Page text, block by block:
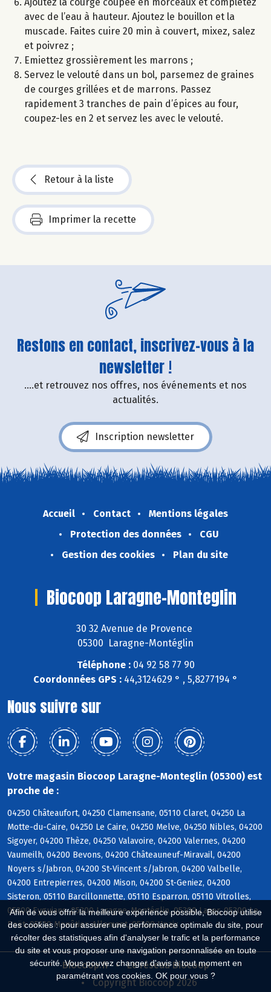
Afin de vous offrir la meilleure expérience possible, Biocoop utilise
des cookies : pour assurer une performance optimale du site, pour
récolter des statistiques afin d'analyser le trafic et la performance
du site et vous proposer une navigation personnalisée en toute
sécurité. Vous pouvez changer d'avis à tout moment en
paramétrant vos cookies. OK pour vous ?
avec de l’eau à hauteur. Ajoutez le bouillon et la
muscade. Faites cuire 20 min à couvert, mixez, salez
et poivrez ;
Emiettez grossièrement les marrons ;
Servez le velouté dans un bol, parsemez de graines
de courges grillées et de marrons. Passez
rapidement 3 tranches de pain d’épices au four,
coupez-les en 2 et servez les avec le velouté.
Retour à la liste
Imprimer la recette
Restons en contact, inscrivez-vous à la
newsletter !
....et retrouvez nos offres, nos événements et nos
actualités.
Inscription newsletter
Accueil Contact
Mentions légales
Protection des données
CGU
Gestion des cookies
Plan du site
Biocoop Laragne-Monteglin
30 32 Avenue de Provence
05300 Laragne-Montéglin
Téléphone :04 92 58 77 90
Coordonnées GPS : 44,3124629 ° , 5,8277194 °
Nous suivre sur
Votre magasin Biocoop Laragne-Monteglin (05300) est
proche de :
04250 Châteaufort, 04250 Clamensane, 05110 Claret, 04250 La
Motte-du-Caire, 04250 Le Caire, 04250 Melve, 04250 Nibles, 04200
Sigoyer, 04200 Thèze, 04250 Valavoire, 04200 Valernes, 04200
Vaumeilh, 04200 Bevons, 04200 Châteauneuf-Miravail, 04200
Noyers s/Jabron, 04200 St-Vincent s/Jabron, 04200 Valbelle,
04200 Entrepierres, 04200 Mison, 04200 St-Geniez, 04200
Sisteron, 05110 Barcillonnette, 05110 Esparron, 05110 Vitrolles,
05300 Eyguians, 05300 Laragne-Montéglin, 05300 Lazer, 05300 Le
Poët, 05110 Monêtier-Allemont, 05300 Upaix
Biocoop.fr
Le réseau Biocoop
Copyright Biocoop 2026